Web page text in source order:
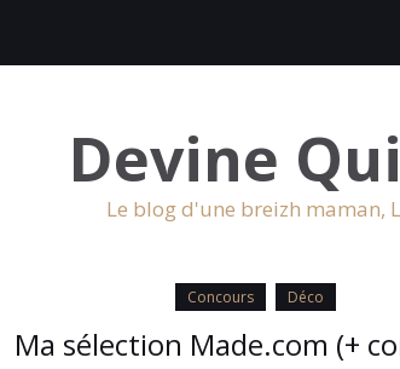
Devine
Le blog d'une breizh maman,
Concours Déco
Ma sélection Made.com (+